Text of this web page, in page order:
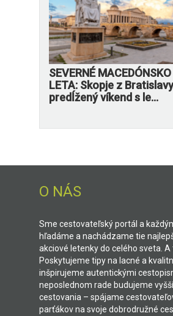
SEVERNÉ
LETA: Skopje z
predĺžený víkend s le...
O NÁS
Sme cestovateľský portál a
hľadáme a nachádzame tie
akciové letenky do celého sveta. A
Poskytujeme tipy na lacné a
inšpirujeme autentickými
neposlednom rade budujeme
cestovania – spájame
parťákov na svoje dobrodružné